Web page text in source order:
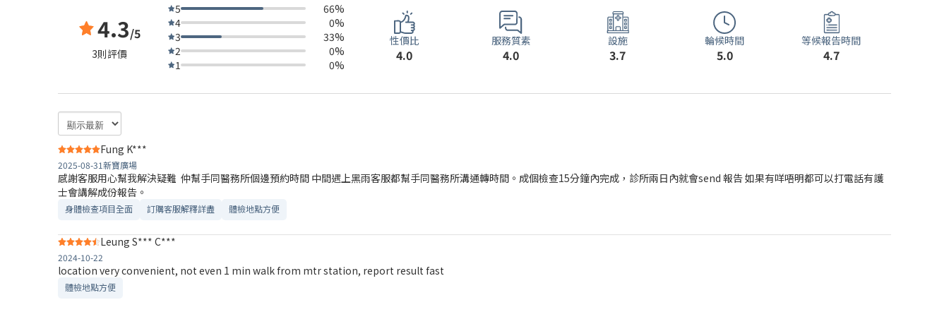
4.3/5
3則評價
5
66%
4
0%
3
33%
2
0%
1
0%
性價比
4.0
服務質素
4.0
設施
3.7
輪候時間
5.0
等候報告時間
4.7
Fung K***
2025-08-31新寶廣場
感謝客服用心幫我解決疑難 仲幫手同醫務所個邊預約時間 中間遇上黑雨客服都幫手同醫務所溝通轉時間。成個檢查15分鐘內完成，診所兩日內就會send 報告 如果有咩唔明都可以打電話有護
士會講解成份報告。
身體檢查項目全面 訂購客服解釋詳盡 體檢地點方便
Leung S*** C***
2024-10-22
location very convenient, not even 1 min walk from mtr station, report result fast
體檢地點方便